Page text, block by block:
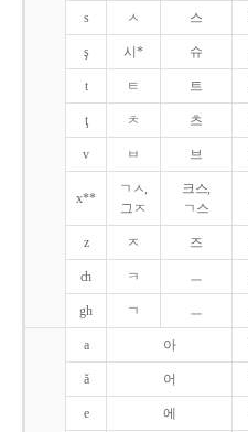
s ㅅ 스
ş 시* 슈
t ㅌ 트
ţ ㅊ 츠
v ㅂ 브
x**
ㄱㅅ,
그ㅈ
크스,
ㄱ스
z ㅈ 즈
ch ㅋ ㅡ
gh ㄱ ㅡ
a 아
ǎ 어
e 에